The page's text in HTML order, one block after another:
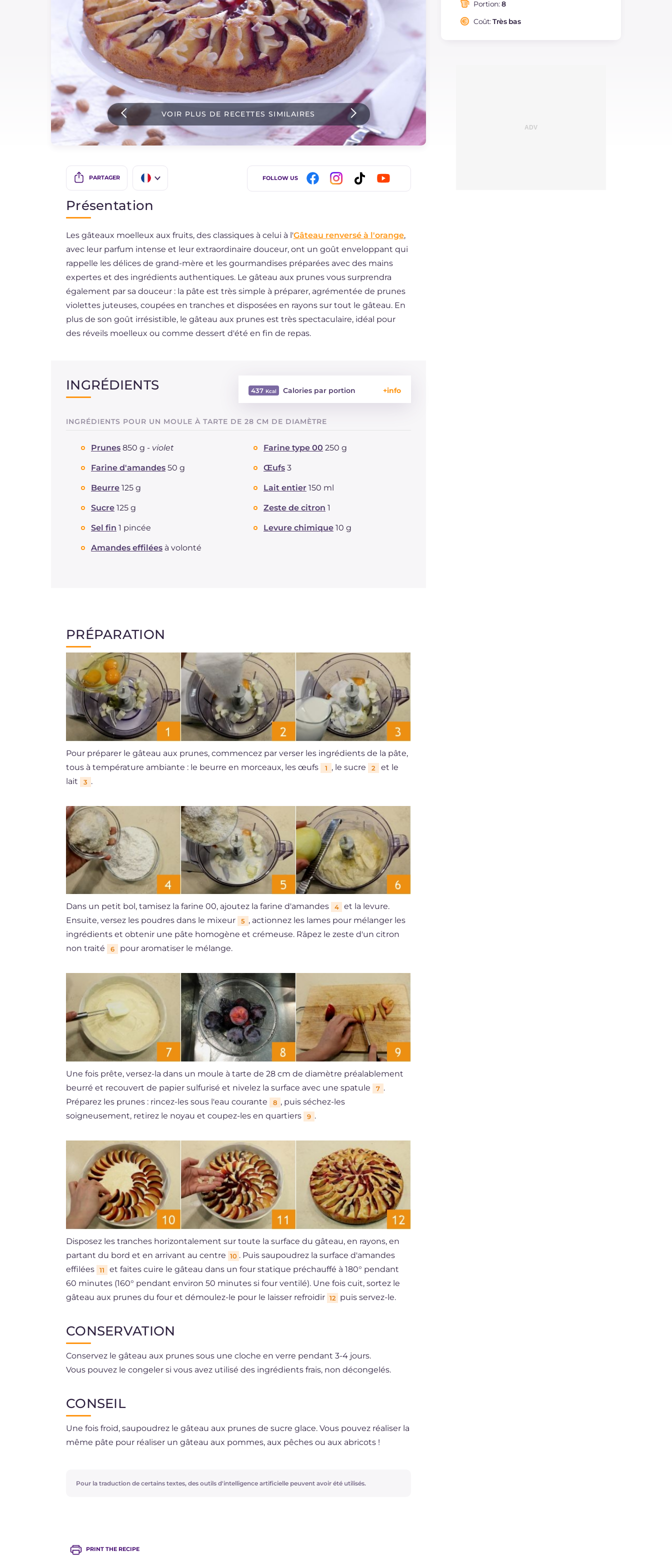
Dernieres recettes
Instagram
YouTube
VOIR PLUS DE RECETTES SIMILAIRES
PARTAGER
DE
BR
NL
FOLLOW US
saturés
Fibre
Cholestérol
Portion:8
Coût:Très bas
Présentation
Les gâteaux moelleux aux fruits, des classiques à celui à l'Gâteau renversé à l'orange,
avec leur parfum intense et leur extraordinaire douceur, ont un goût enveloppant qui
rappelle les délices de grand-mère et les gourmandises préparées avec des mains
expertes et des ingrédients authentiques. Le gâteau aux prunes vous surprendra
également par sa douceur : la pâte est très simple à préparer, agrémentée de prunes
violettes juteuses, coupées en tranches et disposées en rayons sur tout le gâteau. En
plus de son goût irrésistible, le gâteau aux prunes est très spectaculaire, idéal pour
des réveils moelleux ou comme dessert d'été en fin de repas.
INGRÉDIENTS 437 Calories par portion
Glucides
Protéine
Graisses
Fibre
Sodium
INGRÉDIENTS POUR UN MOULE À TARTE DE 28 CM DE DIAMÈTRE
Prunes 850 g - violet Farine type 00 250 g
Farine d'amandes 50 g Œufs 3
Beurre 125 g Lait entier 150 ml
Sucre 125 g Zeste de citron 1
Sel fin 1 pincée Levure chimique 10 g
Amandes effilées à volonté
PRÉPARATION
Pour préparer le gâteau aux prunes, commencez par verser les ingrédients de la pâte,
tous à température ambiante : le beurre en morceaux, les œufs
1 , le sucre 2
et le
lait
3 .
Dans un petit bol, tamisez la farine 00, ajoutez la farine d'amandes 4
et la levure.
Ensuite, versez les poudres dans le mixeur
5 , actionnez les lames pour mélanger les
ingrédients et obtenir une pâte homogène et crémeuse. Râpez le zeste d'un citron
non traité
6 pour aromatiser le mélange.
Une fois prête, versez-la dans un moule à tarte de 28 cm de diamètre préalablement
beurré et recouvert de papier sulfurisé et nivelez la surface avec une spatule
7 .
Préparez les prunes : rincez-les sous l'eau courante
8 , puis séchez-les
soigneusement, retirez le noyau et coupez-les en quartiers
9 .
Disposez les tranches horizontalement sur toute la surface du gâteau, en rayons, en
partant du bord et en arrivant au centre 10 . Puis saupoudrez la surface d'amandes
effilées
11
et faites cuire le gâteau dans un four statique préchauffé à 180° pendant
60 minutes (160° pendant environ 50 minutes si four ventilé). Une fois cuit, sortez le
gâteau aux prunes du four et démoulez-le pour le laisser refroidir 12 puis servez-le.
CONSERVATION
Conservez le gâteau aux prunes sous une cloche en verre pendant 3-4 jours.
Vous pouvez le congeler si vous avez utilisé des ingrédients frais, non décongelés.
CONSEIL
Une fois froid, saupoudrez le gâteau aux prunes de sucre glace. Vous pouvez réaliser la
même pâte pour réaliser un gâteau aux pommes, aux pêches ou aux abricots !
Pour la traduction de certains textes, des outils d'intelligence artificielle peuvent avoir été utilisés.
PRINT THE RECIPE